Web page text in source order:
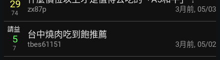
29
74 zx87p 3月前, 05/03
請益
5
7
台中燒肉吃到飽推薦
tbes61151 3月前, 05/02